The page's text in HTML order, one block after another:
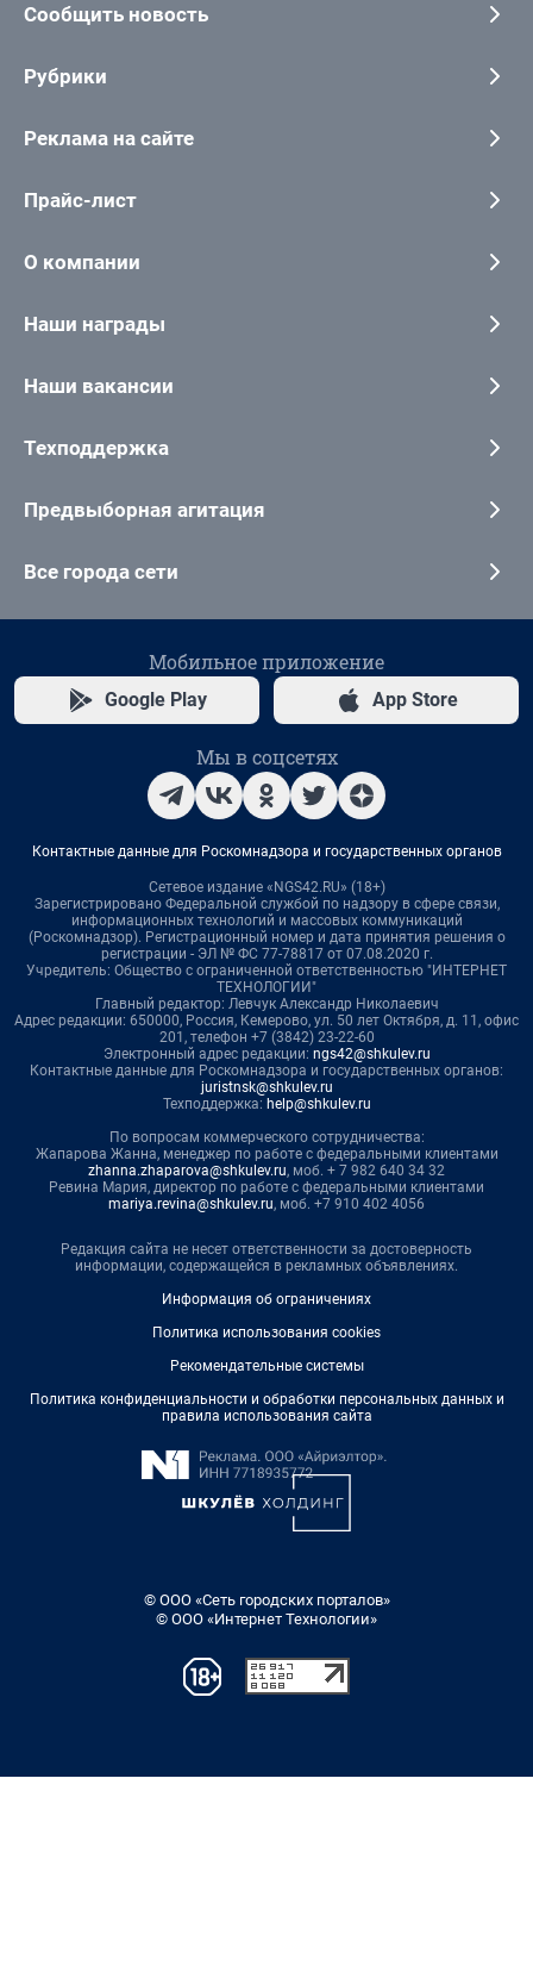
Сообщить новость
Рубрики
Реклама на сайте
Прайс-лист
О компании
Наши награды
Наши вакансии
Техподдержка
Предвыборная агитация
Все города сети
Мобильное приложение
Google Play App Store
Мы в соцсетях
Контактные данные для Роскомнадзора и государственных органов
Сетевое издание «NGS42.RU» (18+)
Зарегистрировано Федеральной службой по надзору в сфере связи,
информационных технологий и массовых коммуникаций
(Роскомнадзор). Регистрационный номер и дата принятия решения о
регистрации - ЭЛ № ФС 77-78817 от 07.08.2020 г.
Учредитель: Общество с ограниченной ответственностью "ИНТЕРНЕТ
ТЕХНОЛОГИИ"
Главный редактор: Левчук Александр Николаевич
Адрес редакции: 650000, Россия, Кемерово, ул. 50 лет Октября, д. 11, офис
201, телефон +7 (3842) 23-22-60
Электронный адрес редакции: ngs42@shkulev.ru
Контактные данные для Роскомнадзора и государственных органов:
juristnsk@shkulev.ru
Техподдержка: help@shkulev.ru
По вопросам коммерческого сотрудничества:
Жапарова Жанна, менеджер по работе с федеральными клиентами
zhanna.zhaparova@shkulev.ru, моб. + 7 982 640 34 32
Ревина Мария, директор по работе с федеральными клиентами
mariya.revina@shkulev.ru, моб. +7 910 402 4056
Редакция сайта не несет ответственности за достоверность
информации, содержащейся в рекламных объявлениях.
Информация об ограничениях
Политика использования cookies
Рекомендательные системы
Политика конфиденциальности и обработки персональных данных и
правила использования сайта
© ООО «Сеть городских порталов»
© ООО «Интернет Технологии»